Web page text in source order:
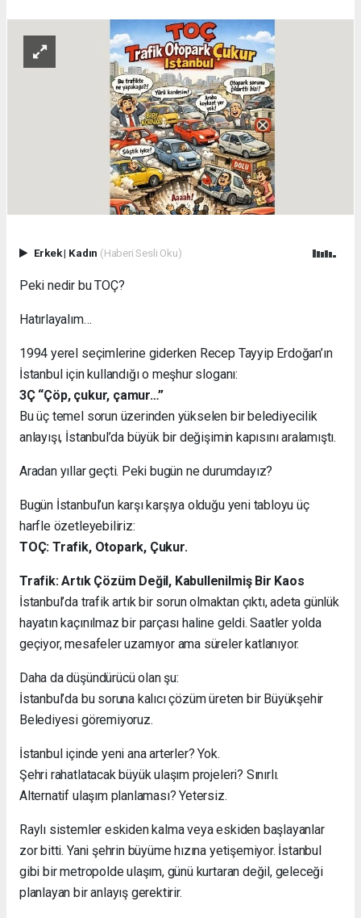
Erkek| Kadın (Haberi Sesli Oku)
Peki nedir bu TOÇ?
Hatırlayalım…
1994 yerel seçimlerine giderken Recep Tayyip Erdoğan’ın
İstanbul için kullandığı o meşhur sloganı:
3Ç “Çöp, çukur, çamur…”
Bu üç temel sorun üzerinden yükselen bir belediyecilik
anlayışı, İstanbul’da büyük bir değişimin kapısını aralamıştı.
Aradan yıllar geçti. Peki bugün ne durumdayız?
Bugün İstanbul’un karşı karşıya olduğu yeni tabloyu üç
harfle özetleyebiliriz:
TOÇ: Trafik, Otopark, Çukur.
Trafik: Artık Çözüm Değil, Kabullenilmiş Bir Kaos
İstanbul’da trafik artık bir sorun olmaktan çıktı, adeta günlük
hayatın kaçınılmaz bir parçası haline geldi. Saatler yolda
geçiyor, mesafeler uzamıyor ama süreler katlanıyor.
Daha da düşündürücü olan şu:
İstanbul’da bu soruna kalıcı çözüm üreten bir Büyükşehir
Belediyesi göremiyoruz.
İstanbul içinde yeni ana arterler? Yok.
Şehri rahatlatacak büyük ulaşım projeleri? Sınırlı.
Alternatif ulaşım planlaması? Yetersiz.
Raylı sistemler eskiden kalma veya eskiden başlayanlar
zor bitti. Yani şehrin büyüme hızına yetişemiyor. İstanbul
gibi bir metropolde ulaşım, günü kurtaran değil, geleceği
planlayan bir anlayış gerektirir.